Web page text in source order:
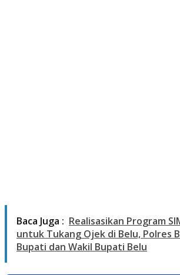
Baca Juga : Realisasikan Program
untuk Tukang Ojek di Belu, Polres
Bupati dan Wakil Bupati Belu